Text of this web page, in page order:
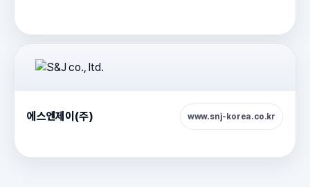
에스엔제이(주) www.snj-korea.co.kr